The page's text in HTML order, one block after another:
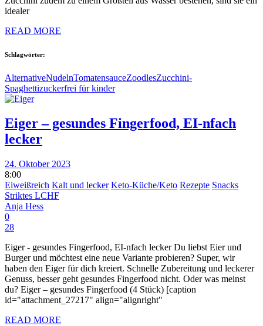
idealer
READ MORE
Schlagwörter:
AlternativeNudelnTomatensauceZoodlesZucchini-
Spaghettizuckerfrei für kinder
Eiger – gesundes Fingerfood, EI-nfach
lecker
24. Oktober 2023
8:00
Eiweißreich Kalt und lecker Keto-Küche/Keto Rezepte Snacks
Striktes LCHF
Anja Hess
0
28
Eiger - gesundes Fingerfood, EI-nfach lecker Du liebst Eier und
Burger und möchtest eine neue Variante probieren? Super, wir
haben den Eiger für dich kreiert. Schnelle Zubereitung und leckerer
Genuss, besser geht gesundes Fingerfood nicht. Oder was meinst
du? Eiger – gesundes Fingerfood (4 Stück) [caption
id="attachment_27217" align="alignright"
READ MORE